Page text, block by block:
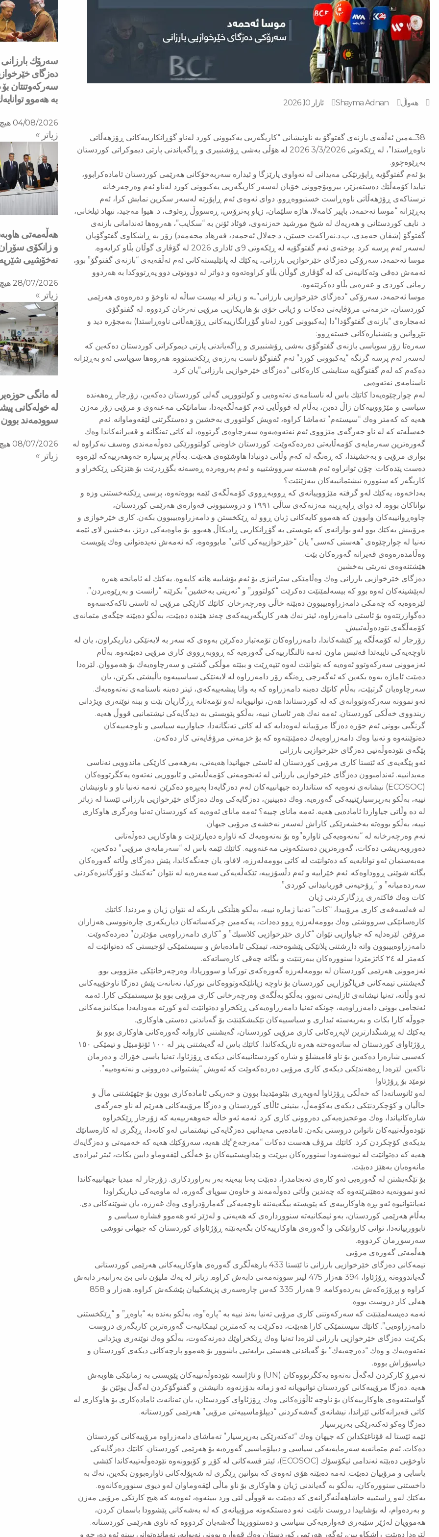
‌‌هەواڵ Shayma Adnan ئازار 10, 2026
38ـەمین ئەڵقەی بازنەی گفتوگۆ بە ناونیشانی “كاریگەریی یەكبوونی كورد لەناو گۆڕانكارییەكانی ڕۆژهەڵاتی
ناوەڕاستدا”، لە ڕێكەوتی 3/3/2026 2026 لە هۆڵی بەشی ڕۆشنبیری و ڕاگەیاندنی پارتی دیموكراتی كوردستان
بەڕێوەچوو.
بۆ ئەم گفتوگۆیە ڕاپۆرتێكی مەیدانی لە تەواوی پارێزگا و ئیدارە سەربەخۆكانی هەرێمی كوردستان ئامادەكرابوو،
تیایدا كۆمەڵێك دەستەبژێر، بیروبۆچوونی خۆیان لەسەر كاریگەریی یەكبوونی كورد لەناو ئەم وەرچەرخانە
ترسناكەی ڕۆژهەڵاتی ناوەڕاست خستبووەڕوو. دوای ئەوەی ئەم ڕاپۆرتە لەسەر سكرین نمایش كرا، ئەم
بەڕێزانە “موسا ئەحمەد، باپیر كامەلا، هاژە سلێمان، زیا‌و پەترۆس، ڕەسووڵ ڕەئوف، د. هیوا مەجید، نیهاد ئیلخانی،
د. نایف كوردستانی و هەریەك لە شیخ مورشید خەزنەوی، فوئاد ئۆنن بە “سكایب”، هەروەها ئەندامانی بازنەی
گفتوگۆ (شڤان حەمدی، پ.د.نەزاكەت حسێن، د.جەلال ئەحمەد، فەرهاد محەمەد) زۆر بە ڕاشكاوی گفتوگۆیان
لەسەر ئەم پرسە كرد. پوختەی ئەم گفتوگۆیە لە ڕێكەوتی 9ی ئاداری 2026 لە گۆڤاری گوڵان بڵاو كرایەوە.
موسا ئەحمەد، سەرۆكی دەزگای خێرخوازیی بارزانی، یەكێك لە پانێلیستەكانی ئەم ئەڵقەیەی “بازنەی گفتوگۆ” بوو،
ئەمەش دەقی وتەكانیەتی كە لە گۆڤاری گوڵان بڵاو كراوەتەوە و دواتر لە دووتوێی دوو پەڕتووكدا بە هەردوو
زمانی كوردی و عەرەبی بڵاو دەكرێتەوە.
موسا ئەحمەد، سەرۆكی “دەزگای خێرخوازیی بارزانی”ـە و زیاتر لە بیست ساڵە لە ناوخۆ و دەرەوەی هەرێمی
كوردستان، خزمەتی مرۆڤایەتی دەكات و ژیانی خۆی بۆ هاریكاریی مرۆیی تەرخان كردووە. لە گفتوگۆی
ئەمجارەی “بازنەی گفتوگۆدا”دا (یەكبوونی كورد لەناو گۆڕانگارییەكانی ڕۆژهەڵاتی ناوەڕاستدا) بەمجۆرە دید و
تێڕوانین و پێشنیارەكانی خستەڕوو:
سەرەتا زۆر سوپاسی بازنەی گفتوگۆی بەشی ڕۆشنبیری و ڕاگەیاندنی پارتی دیموكراتی كوردستان دەكەین كە
لەسەر ئەم پرسە گرنگە “یەكبوونی كورد” ئەم گفتوگۆ ئاست بەرزەی ڕێكخستووە. هەروەها سوپاسی ئەو بەڕێزانە
دەكەم كە لەم گفتوگۆیە ستایشی كارەكانی “دەزگای خێرخوازیی بارزانی”یان كرد.
ناسنامەی نەتەوەیی
لەم چوارچێوەیەدا كاتێك باس لە ناسنامەی نەتەوەیی و كولتووریی گەلی كوردستان دەكەین، زۆرجار ڕەهەندە
سیاسی و مێژووییەكان زاڵ دەبن، بەڵام لە قووڵایی ئەم كۆمەڵگەیەدا، سامانێكی مەعنەوی و مرۆیی زۆر مەزن
هەیە كە كەمتر وەك “سیستەم” تەماشا كراوە، ئەویش كولتووری بەخشین و دەستگرتنی لێقەوماوانە. ئەم
خەسڵەتە كە لە ناو جەرگەی مێژووی ئەم نەتەوەیەوە سەرچاوەی گرتووە، لە كاتی تەنگانە و قەیرانەكاندا وەك
گەورەترین سەرمایەی كۆمەڵایەتی دەردەكەوێت. كوردستان خاوەنی كولتوورێكی دەوڵەمەندی وەسف نەكراوە لە
بواری مرۆیی و بەخشیندا، كە ڕەنگە لە كەم وڵاتی دونیادا هاوشێوەی هەبێت. بەڵام پرسیارە جەوهەرییەكە لێرەوە
دەست پێدەكات: چۆن توانراوە ئەم هەستە سرووشتییە و ئەم پەروەردە ڕەسەنە بگۆڕدرێت بۆ هێزێكی ڕێكخراو و
كاریگەر كە سنوورە نیشتمانییەكان ببەزێنێت؟
بەداخەوە، یەكێك لەو گرفتە مێژووییانەی كە ڕووبەڕووی كۆمەڵگەی ئێمە بووەتەوە، پرسی ڕێكنەخستنی وزە و
تواناكان بووە. لە دوای ڕاپەڕینە مەزنەكەی ساڵی ١٩٩١ و دروستبوونی قەوارەی هەرێمی كوردستان،
چاوەڕوانییەكان وابوون كە هەموو كایەكانی ژیان ڕوو لە ڕێكخستن و دامەزراوەییبوون بكەن. كاری خێرخوازی و
مرۆییش یەكێك بوو لەو بوارانەی كە پێویستی بە گۆڕانكاریی ڕادیكاڵ هەبوو. بۆ ماوەیەكی درێژ، بەخشین لای ئێمە
تەنیا لە چوارچێوەی “هەستی كەسی” یان “خێرخوازییەكی كاتی” مابووەوە، كە ئەمەش نەیدەتوانی وەك پێویست
وەڵامدەرەوەی قەیرانە گەورەكان بێت.
هێشتنەوەی نەریتی بەخشین
دەزگای خێرخوازیی بارزانی وەك وەڵامێكی ستراتیژی بۆ ئەم بۆشاییە هاتە كایەوە. یەكێك لە ئامانجە هەرە
لەپێشینەكان ئەوە بوو كە بیسەلمێنێت دەكرێت “كولتوور” و “نەریتی بەخشین” بكرێتە “زانست و بەڕێوەبردن”.
لێرەوەیە كە چەمكی دامەزراوەییبوون دەبێتە خاڵی وەرچەرخان. كاتێك كارێكی مرۆیی لە ئاستی تاكەكەسەوە
دەگوازرێتەوە بۆ ئاستی دامەزراوە، ئیتر نەك هەر كاریگەرییەكەی چەند هێندە دەبێت، بەڵكو دەبێتە جێگەی متمانەی
كۆمەڵگەی نێودەوڵەتییش.
زۆرجار لە كۆمەڵگە پڕ كێشەكاندا، دامەزراوەكان تۆمەتبار دەكرێن بەوەی كە سەر بە لایەنێكی دیاریكراون، یان لە
ناوچەیەكی تایبەتدا قەتیس ماون. ئەمە ئالنگارییەكی گەورەیە كە ڕووبەڕووی كاری مرۆیی دەبێتەوە. بەڵام
ئەزموونی سەركەوتوو ئەوەیە كە بتوانێت لەوە تێپەڕێت و ببێتە موڵكی گشتی و سەرچاوەیەك بۆ هەمووان. لێرەدا
دەبێت ئاماژە بەوە بكەین كە ئەگەرچی ڕەنگە زۆر دامەزراوە لە لایەنێكی سیاسییەوە پاڵپشتی بكرێن، یان
سەرچاوەیان گرتبێت، بەڵام كاتێك دەبنە دامەزراوە كە بە واتا پیشەییەكەی، ئیتر دەبنە ناسنامەی نەتەوەیەك.
ئەو نموونە سەركەوتووانەی كە لە كوردستاندا هەن، توانیویانە لەو تۆمەتانە ڕزگاریان بێت و ببنە نوێنەری ویژدانی
زیندووی خەڵكی كوردستان. ئەمە نەك هەر ئاسان نییە، بەڵكو پێویستی بە دیدگایەكی نیشتمانیی قووڵ هەیە.
گرنگیی بوونی ئەم جۆرە دەزگا مرۆییانە لەوەدایە كە لە كاتی تەنگانەدا، جیاوازییە سیاسی و ناوچەییەكان
دەتوێننەوە و تەنیا وەك دامەزراوەیەك دەمێنێتەوە كە بۆ خزمەتی مرۆڤایەتی كار دەكەن.
پێگەی نێودەوڵەتيی دەزگای خێرخوازیی بارزانی
ئەو پێگەیەی كە ئێستا كاری مرۆیی كوردستان لە ئاستی جیهانیدا هەیەتی، بەرهەمی كارێكی ماندوویی نەناسی
مەیدانییە. ئەندامبوون دەزگای خێرخوازیی بارزانی لە ئەنجومەنی كۆمەڵایەتی و ئابووریی نەتەوە یەكگرتووەكان
(ECOSOC) نیشانەی ئەوەیە كە ستانداردە جیهانییەكان لەم دەزگایەدا پەیڕەو دەكرێن. ئەمە تەنیا ناو و ناونیشان
نییە، بەڵكو بەرپرسیارێتییەكی گەورەیە. وەك دەبینین، دەزگایەكی وەك دەزگای خێرخوازیی بارزانی ئێستا لە زیاتر
لە دە وڵاتی جیاوازدا ئامادەیی هەیە. ئەمە مانای چییە؟ ئەمە مانای ئەوەیە كە كوردستان تەنیا وەرگری هاوكاری
نییە، بەڵكو بووەتە بەخشەرێكی كاراش لەسەر نەخشەی مرۆیی جیهان.
ئەم وەرچەرخانە لە “نەتەوەیەكی ئاوارە”وە بۆ نەتەوەیەك كە ئاوارە دەپارێزێت و هاوكاریی دەوڵەتانی
دەوروبەریشی دەكات، گەورەترین دەستكەوتی مەعنەوییە. كاتێك ئێمە باس لە “سەرمایەی مرۆیی” دەكەین،
مەبەستمان ئەو توانایەیە كە دەتوانێت لە كاتی بوومەلەرزە، لافاو، یان جەنگەكاندا، پێش دەزگای وڵاتە گەورەكان
بگاتە شوێنی ڕووداوەكە. ئەم خێراییە و ئەم دڵسۆزییە، تێكەڵەیەكی سەمەرەیە لە نێوان “تەكنیك و ئۆرگانیزەكردنی
سەردەمیانە” و “ڕۆحیەتی قوربانیدانی كوردی”.
كات وەك فاكتەری ڕزگاركردنی ژیان
لە فەلسەفەی كاری مرۆییدا، “كات” تەنیا ژمارە نییە، بەڵكو هێڵێكی باریكە لە نێوان ژیان و مردندا. كاتێك
كارەساتێكی سرووشتی وەك بوومەلەرزە ڕوو دەدات، یەكەمین چركەساتەكان دیاریكەری چارەنووسی هەزاران
مرۆڤن. لێرەدایە كە جیاوازیی نێوان “كاری خێرخوازیی كلاسیك” و “كاری دامەزراوەیی مۆدێرن” دەردەكەوێت.
دامەزراوەییبوون واتە داڕشتنی پلانێكی پێشوەختە، تیمێكی ئامادەباش و سیستمێكی لۆجیستی كە دەتوانێت لە
كەمتر لە ٢٤ كاتژمێردا سنوورەكان ببەزێنێت و بگاتە چەقی كارەساتەكە.
ئەزموونی هەرێمی كوردستان لە بوومەلەرزە گەورەكەی توركیا و سووریادا، وەرچەرخانێكی مێژوویی بوو.
گەیشتنی تیمەكانی فریاگوزاریی كوردستان بۆ ناوچە زیانلێكەوتووەكانی توركیا، تەنانەت پێش دەزگا ناوخۆییەكانی
ئەو وڵاتە، تەنیا نیشانەی ئازایەتی نەبوو، بەڵكو بەڵگەی وەرچەرخانی كاری مرۆیی بوو بۆ سیستمێكی كارا. ئەمە
ئەنجامی بوونی دامەزراوەیە، چونكە تەنیا دامەزراوەیەكی ڕێكخراو دەتوانێت لەو كورتە مەودایەدا میكانیزمەكانی
جووڵە كارا بكات و بەربەستە ئیداری و سیاسییەكان تێكبشكێنێت بۆ گەیاندنی دەستی هاوكاری.
یەكێك لە پڕشنگدارترین لاپەڕەكانی كاری مرۆیی كوردستان، گەیشتنی كاروانە گەورەكانی هاوكاری بوو بۆ
ڕۆژئاوای كوردستان لە ساتەوەختە هەرە تاریكەكاندا. كاتێك باس لە گەیشتنی پتر لە ١٠٠ ئۆتۆمبێل و تیمێكی ١٥٠
كەسیی شارەزا دەكەین بۆ ناو قامیشلۆ و شارە كوردستانییەكانی دیكەی ڕۆژئاوا، تەنیا باسی خۆراك و دەرمان
ناكەین. لێرەدا ڕەهەندێكی دیكەی كاری مرۆیی دەردەكەوێت كە ئەویش “پشتیوانی دەروونی و نەتەوەییە”.
ئومێد بۆ ڕۆژئاوا
لەو ئانوساتەدا كە خەڵكی ڕۆژئاوا لەوپەڕی بێئومێدیدا بوون و خەریكی ئامادەكاری بوون بۆ جێهێشتنی ماڵ و
حاڵیان و كۆچكردنێكی دیكەی بەكۆمەڵ، بینینی ئاڵای كوردستان و دەزگا مرۆییەكانی هەرێم لە ناو جەرگەی
شارەكانیاندا، وەك موعجیزەیەكی دەروونی كاری كرد. ئەمە ئەو خاڵە جەوهەرییەیە كە زۆرجار ڕێكخراوە
نێودەوڵەتییەكان ناتوانن دروستی بكەن. ئامادەیی مەیدانیی دەزگایەكی نیشتمانی لەو كاتەدا، ڕێگری لە كارەساتێك
یدیكەی كۆچكردن كرد. كاتێك مرۆڤ هەست دەكات “مەرجەع”ێك هەیە، سەرۆكێك هەیە كە خەمیەتی و دەزگایەك
هەیە كە دەتوانێت لە نیوەشەودا سنوورەكان ببڕێت و پێداویستییەكان بۆ خەڵكی لێقەوماو دابین بكات، ئیتر ئیرادەی
مانەوەیان بەهێز دەبێت.
بۆ تێگەیشتن لە گەورەیی ئەو كارەی ئەنجامدرا، دەبێت پەنا ببەینە بەر بەراوردكاری. زۆرجار لە میدیا جیهانییەكاندا
ئەو نموونەیە دەهێنرێتەوە كە چەندین وڵاتی دەوڵەمەند و خاوەن سوپای گەورە، لە ماوەیەكی دیاریكراودا
نەیانتوانیوە ئەو بڕە هاوكارییەی كە پێویستە بیگەیەننە ناوچەیەكی گەمارۆدراوی وەك غەززە، یان شوێنەكانی دی.
بەڵام هەرێمی كوردستان، بەو ئیمكانیەتە سنووردارەی كە هەیەتی و لەژێر ئەو هەموو فشارە سیاسی و
ئابوورییانەدا، توانی كاروانێكی وا گەورەی هاوكارییەكان بگەیەنێتە ڕۆژئاوای كوردستان كە جیهانی تووشی
سەرسوڕمان كردووە.
هەڵمەتی گەورەی مرۆیی
تیمەكانی دەزگای خێرخوازیی بارزانی تا ئێستا 433 بارهەڵگری گەورەی هاوكارییەكانی هەرێمی كوردستانی
گەیاندووەتە ڕۆژئاوا، 394 هەزار 475 لیتر سووتەمەنی دابەش كراوە, زیاتر لە یەك ملیۆن نانی بێ بەرانبەر دابەش
كراوە و پڕۆژەكەش بەردەوكامە. 9 هەزار 335 كەس چارەسەری پزیشكییان پێشكەش كراوە. هەزار و 858
هەلی كار دروست بووە.
ئەمە دەیسەلمێنێت كە سەركەوتنی كاری مرۆیی تەنیا بەند نییە بە “پارە”وە، بەڵكو بەندە بە “باوەڕ” و “ڕێكخستنی
دامەزراوەیی”. كاتێك سیستمێكی كارا هەبێت، دەكرێت بە كەمترین ئیمكانیەت گەورەترین كاریگەری دروست
بكرێت. دەزگای خێرخوازیی بارزانی لێرەدا تەنیا وەك ڕێكخراوێك دەرنەكەوت، بەڵكو وەك نوێنەری ویژدانی
نەتەوەیەك و وەك “دەرچەیەك” بۆ گەیاندنی هەستی برایەتیی باشوور بۆ هەموو پارچەكانی دیكەی كوردستان و
دیاسپۆراش بووە.
ئەمڕۆ كاركردن لەگەڵ نەتەوە یەكگرتووەكان (UN) و ئاژانسە نێودەوڵەتییەكان پێویستی بە زمانێكی هاوبەش
هەیە. دەزگا مرۆییەكانی كوردستان توانیویانە ئەو زمانە بدۆزنەوە. دانیشتن و گفتوگۆكردن لەگەڵ یوئێن بۆ
گواستنەوەی هاوكارییەكان بۆ ناوچە ئاڵۆزەكانی وەك ڕۆژئاوای كوردستان، یان تەنانەت ئامادەكاری بۆ هاوكاری لە
كاتی قەیرانەكانی ئێراندا، نیشانەی گەشەكردنی “دیپلۆماسییەتی مرۆیی” هەرێمی كوردستانە.
دەزگا وەکو ئەكتەرێكی بەرپرسیار
ئێمە ئێستا لە قۆناغێكداین كە جیهان وەك “ئەكتەرێكی بەرپرسیار” تەماشای دامەزراوە مرۆییەكانی كوردستان
دەكات. ئەم متمانەیە سەرمایەیەكی سیاسی و دیپلۆماسیی گەورەیە بۆ هەرێمی كوردستان. كاتێك دەزگایەكی
ناوخۆیی دەبێتە ئەندامی ئیكۆسۆك (ECOSOC)، ئیتر قسەكانی لە كۆڕ و كۆبوونەوە نێودەوڵەتییەكاندا كێشی
یاسایی و مرۆییان دەبێت. ئەمە دەبێتە هۆی ئەوەی كە بتوانین ڕێگری لە شەپۆلەكانی ئاوارەبوون بكەین، نەك بە
داخستنی سنوورەكان، بەڵكو بە گەیاندنی ژیان و هاوكاری بۆ ناو ماڵی لێقەوماوان لەو دیوی سنوورەكانەوە.
یەكێك لەو ڕاستییە حاشاهەڵنەگرانەی كە دەبێت بە قووڵی لێی ورد ببینەوە، ئەوەیە كە هیچ كارێكی مرۆیی مەزن
و بەردەوام، لە بۆشاییدا دروست نابێت. ئەو دەستكەوتە مرۆییانەی كە لە بەشەكانی پێشوودا باسمان كردن،
هەموویان لەژێر سێبەری قەوارەیەكی سیاسی و دەستووریدا گەشەیان كردووە كە ناوی هەرێمی كوردستانە.
لێرەدا دەبێت ڕاشكاو بین، ئەگەر هەرێمی كوردستان وەك قەوارە بوونی نەبوایە، نەماندەتوانی ببینە ئەو دەرچە و
دەزگای
سەركەوتنتان
بە هەموو
04/08/2026
زیاتر »
هه‌ڵه‌مه‌تی
و زانكۆی
نه‌خۆشیی
28/07/2026
زیاتر »
له‌ خولەكانی
سوودمه‌ند بوون
08/07/2026
زیاتر »